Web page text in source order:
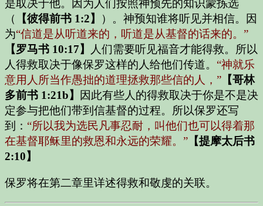
是取决于他。因为人们按照神预先的知识蒙拣选
（
【彼得前书 1:2】
）。神预知谁将听见并相信。因
为“信道是从听道来的，听道是从基督的话来的。”
【罗马书 10:17】
人们需要听见福音才能得救。所以
人得救取决于像保罗这样的人给他们传道。 “神就乐
意用人所当作愚拙的道理拯救那些信的人，” 【哥林
多前书 1:21b】
因此有些人的得救取决于你是不是决
定参与把他们带到信基督的过程。所以保罗还写
到： “所以我为选民凡事忍耐，叫他们也可以得着那
在基督耶稣里的救恩和永远的荣耀。” 【提摩太后书
2:10】
保罗将在第二章里详述得救和敬虔的关联。